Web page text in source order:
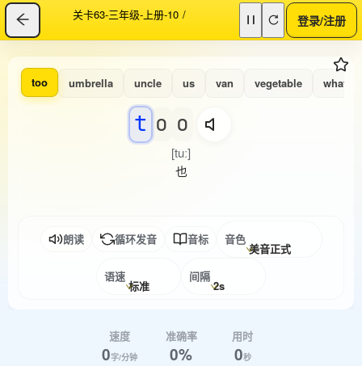
关卡63-三年级-上册-10 / 登录/注册
too umbrella uncle us van vegetable what
t o o
[tuː]
也
朗读 循环发音 音标 音色
美音正式
语速
标准
间隔
2s
速度
0字/分钟
准确率
0%
用时
0秒